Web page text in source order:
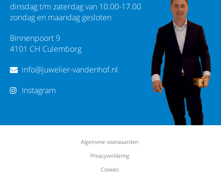
dinsdag t/m zaterdag van 10.00-17.00
zondag en maandag gesloten
Binnenpoort 9
4101 CH Culemborg
info@juwelier-vandenhof.nl
Instagram
Algemene voorwaarden
Privacyverklaring
Cookies